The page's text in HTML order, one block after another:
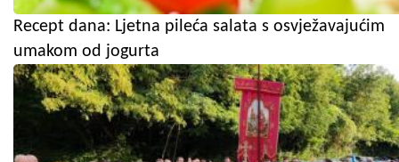
Recept dana: Ljetna pileća salata s osvježavajućim
umakom od jogurta